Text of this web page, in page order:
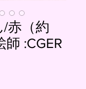
赤（約
師 :CGER